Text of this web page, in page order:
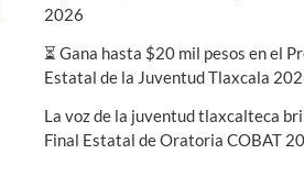
2026
⏳ Gana hasta $20 mil pesos en el
Estatal de la Juventud Tlaxcala
La voz de la juventud tlaxcalteca
Final Estatal de Oratoria COBAT